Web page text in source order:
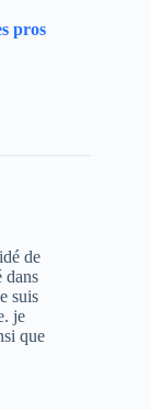
pros
de
dans
suis
je
que